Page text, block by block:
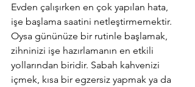
Evden çalışırken en çok yapılan hata,
işe başlama saatini netleştirmemektir.
Oysa gününüze bir rutinle başlamak,
zihninizi işe hazırlamanın en etkili
yollarından biridir. Sabah kahvenizi
içmek, kısa bir egzersiz yapmak ya da